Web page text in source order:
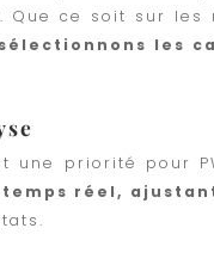
Que ce soit sur les
sélectionnons les
une priorité pour
temps réel,